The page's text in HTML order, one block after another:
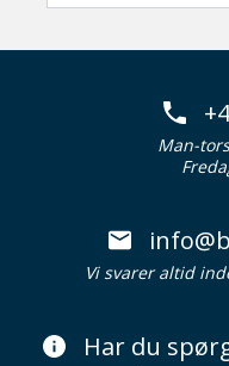
Man-
Vi svarer altid
Har du